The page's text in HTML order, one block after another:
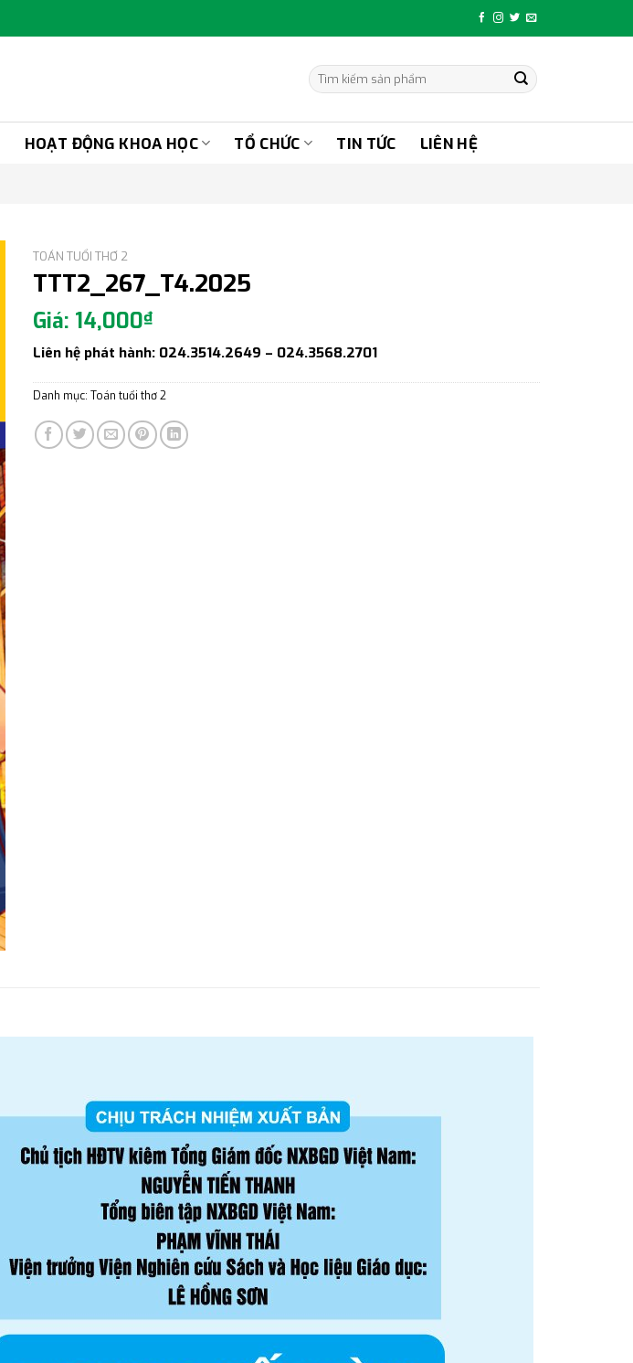
Tìm
kiếm:
HOẠT ĐỘNG KHOA HỌC TỔ CHỨC TIN TỨC LIÊN HỆ
TOÁN TUỔI THƠ 2
TTT2_267_T4.2025
14,000₫
Liên hệ phát hành: 024.3514.2649 – 024.3568.2701
Danh mục: Toán tuổi thơ 2